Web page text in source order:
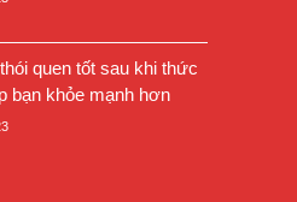
quen tốt sau khi thức
bạn khỏe mạnh hơn